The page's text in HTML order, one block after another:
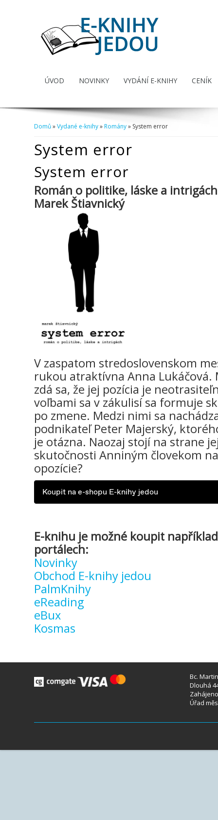
ÚVOD NOVINKY VYDÁNÍ E-KNIHY CENÍK
Domů»Vydané e-knihy»Romány» System error
System error
System error
Román o politike, láske a intrigách
Marek Štiavnický
V zaspatom stredoslovenskom
rukou atraktívna Anna Lukáčová.
zdá sa, že jej pozícia je
voľbami sa v zákulisí sa formuje
po zmene. Medzi nimi sa
podnikateľ Peter Majerský,
je otázna. Naozaj stojí na strane
skutočnosti Anniným človekom
opozície?
Koupit na e-shopu E-knihy jedou
E-knihu je možné koupit
portálech:
Novinky
Obchod E-knihy jedou
PalmKnihy
eReading
eBux
Kosmas
Bc.
Dlouhá
Úřad